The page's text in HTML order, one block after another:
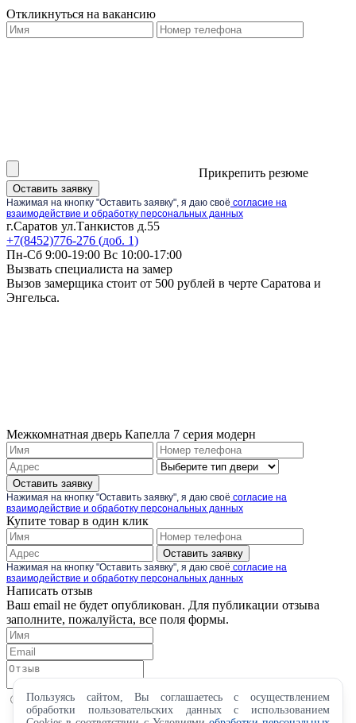
Откликнуться на вакансию
Прикрепить резюме
Оставить заявку
Нажимая на кнопку "Оставить заявку", я даю своё согласие на
взаимодействие и обработку персональных данных
г.Саратов ул.Танкистов д.55
+7(8452)776-276 (доб. 1)
Пн-Сб 9:00-19:00 Вс 10:00-17:00
Вызвать специалиста на замер
Вызов замерщика стоит от 500 рублей в черте Саратова и
Энгельса.
Межкомнатная дверь Капелла 7 серия модерн
Оставить заявку
Нажимая на кнопку "Оставить заявку", я даю своё согласие на
взаимодействие и обработку персональных данных
Купите товар в один клик
Оставить заявку
Нажимая на кнопку "Оставить заявку", я даю своё согласие на
взаимодействие и обработку персональных данных
Написать отзыв
Ваш email не будет опубликован. Для публикации отзыва
заполните, пожалуйста, все поля формы.
Пользуясь сайтом, Вы соглашаетесь с осуществлением
обработки пользовательских данных с использованием